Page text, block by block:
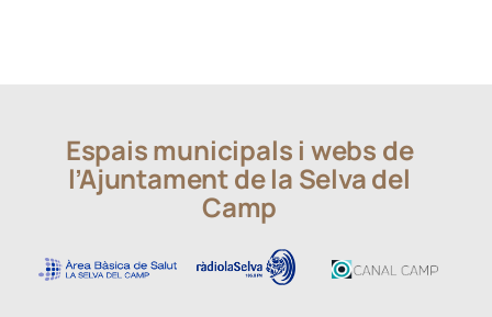
Espais municipals i webs de
l’Ajuntament de la Selva del
Camp